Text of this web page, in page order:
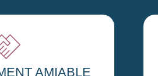
RECOUVREMENT